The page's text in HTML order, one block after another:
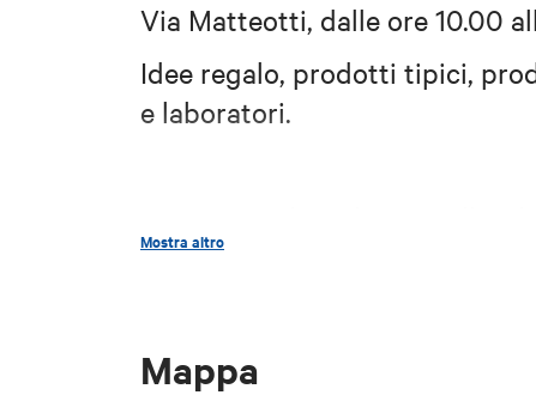
Via Matteotti, dalle ore 10.00
Idee regalo, prodotti tipici,
e laboratori.
Mostra altro
Mappa